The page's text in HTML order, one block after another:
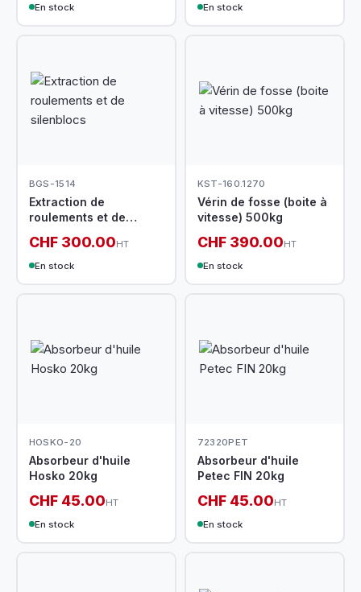
En stock
En stock
BGS-1514
Extraction de
roulements et de
CHF 300.00HT
En stock
KST-160.1270
Vérin de fosse (boite à
vitesse) 500kg
CHF 390.00HT
En stock
HOSKO-20
Absorbeur d'huile
Hosko 20kg
CHF 45.00HT
En stock
72320PET
Absorbeur d'huile
Petec FIN 20kg
CHF 45.00HT
En stock